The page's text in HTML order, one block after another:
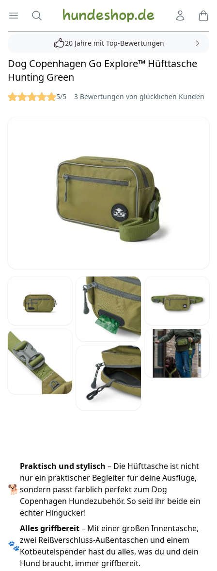
Menü öffnen
Suche Hundeshop.de
20 Jahre mit Top-Bewertungen
Dog Copenhagen Go Explore™ Hüfttasche
Hunting Green
Reviews 5/5 3 Bewertungen von glücklichen Kunden
🐕
Praktisch und stylisch – Die Hüfttasche ist nicht
nur ein praktischer Begleiter für deine Ausflüge,
sondern passt farblich perfekt zum Dog
Copenhagen Hundezubehör. So seid ihr beide ein
echter Hingucker!
🐾
Alles griffbereit– Mit einer großen Innentasche,
zwei Reißverschluss-Außentaschen und einem
Kotbeutelspender hast du alles, was du und dein
Hund braucht, immer griffbereit.